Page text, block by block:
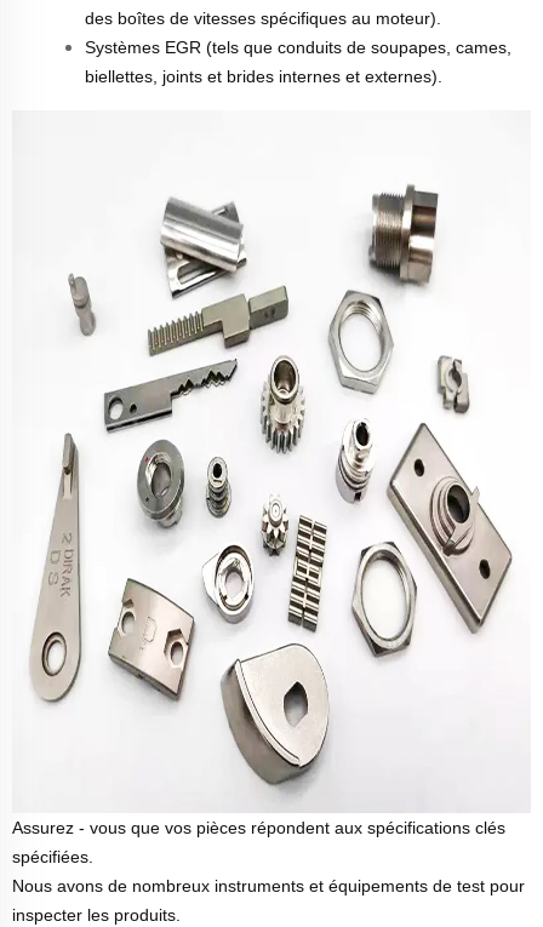
des boîtes de vitesses spécifiques au moteur).
Systèmes EGR (tels que conduits de soupapes, cames,
biellettes, joints et brides internes et externes).
Assurez - vous que vos pièces répondent aux spécifications clés
spécifiées.
Nous avons de nombreux instruments et équipements de test pour
inspecter les produits.